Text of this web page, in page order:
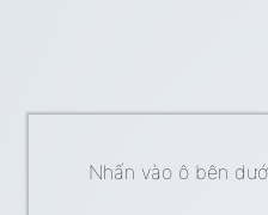
Nhấn vào ô bên